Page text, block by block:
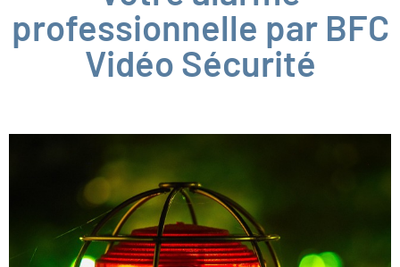
professionnelle par BFC
Vidéo Sécurité